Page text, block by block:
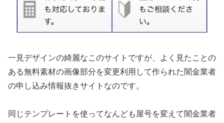
一見デザインの綺麗なこのサイトですが、よく見たことの
ある無料素材の画像部分を変更利用して作られた闇金業者
の申し込み情報抜きサイトなのです。
同じテンプレートを使ってなんども屋号を変えて闇金業者